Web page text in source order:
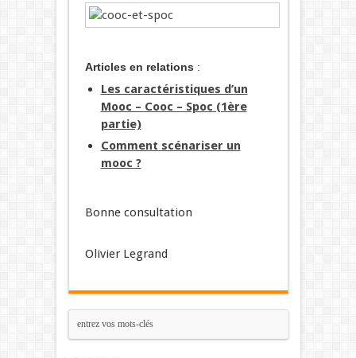
Articles en relations :
Les caractéristiques d’un
Mooc – Cooc – Spoc (1ère
partie)
Comment scénariser un
mooc ?
Bonne consultation
Olivier Legrand